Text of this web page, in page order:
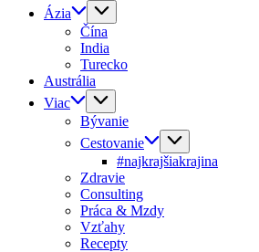
Ázia
Čína
India
Turecko
Austrália
Viac
Bývanie
Cestovanie
#najkrajšiakrajina
Zdravie
Consulting
Práca & Mzdy
Vzťahy
Recepty